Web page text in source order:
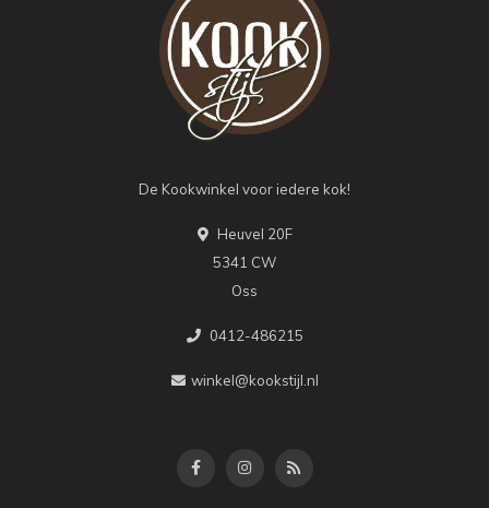
De Kookwinkel voor iedere kok!
Heuvel 20F
5341 CW
Oss
0412-486215
winkel@kookstijl.nl